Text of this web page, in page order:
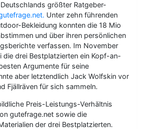
größter Ratgeber-
Unter zehn führenden
Bekleidung konnten die 18 Mio
und über ihren persönlichen
verfassen. Im November
die drei Bestplatzierten ein Kopf-an-
Argumente für seine
aber letztendlich Jack Wolfskin vor
Fjällräven für sich sammeln.
Preis-Leistungs-Verhältnis
gutefrage.net sowie die
der drei Bestplatzierten.